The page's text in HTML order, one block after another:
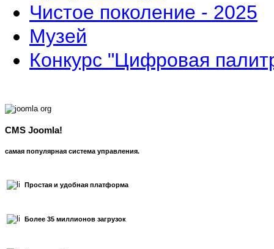
Чистое поколение - 2025
Музей
Конкурс "Цифровая
CMS Joomla!
самая популярная система управления.
Простая и удобная платформа
Более 35 миллионов загрузок